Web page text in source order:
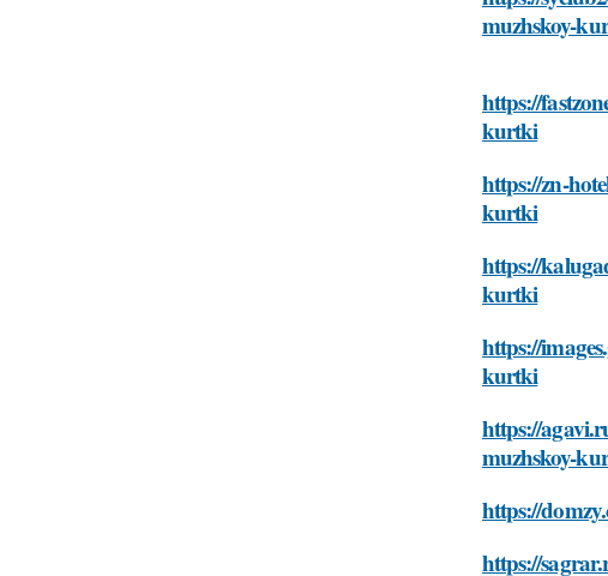
muzhskoy-
https://
kurtki
https://zn-
kurtki
https://
kurtki
https://
kurtki
https://
muzhskoy-
https://
https://